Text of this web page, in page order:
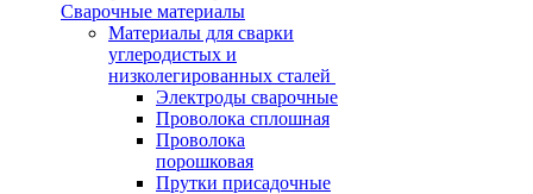
Сварочные материалы
Материалы для сварки
углеродистых и
низколегированных сталей
Электроды сварочные
Проволока сплошная
Проволока
порошковая
Прутки присадочные